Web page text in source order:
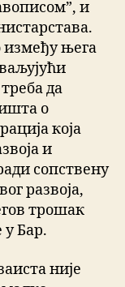
и
између њега
да
о
која
и
сопствену
развоја,
трошак
у Бар.
није